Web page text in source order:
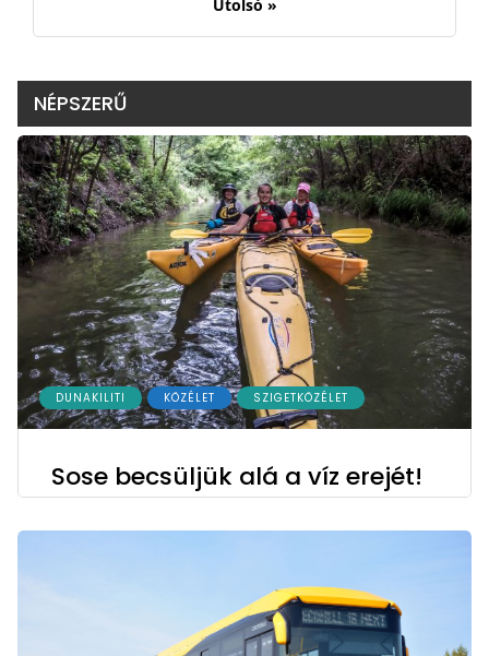
Utolsó »
NÉPSZERŰ
DUNAKILITI KÖZÉLET SZIGETKÖZÉLET
Sose becsüljük alá a víz erejét!